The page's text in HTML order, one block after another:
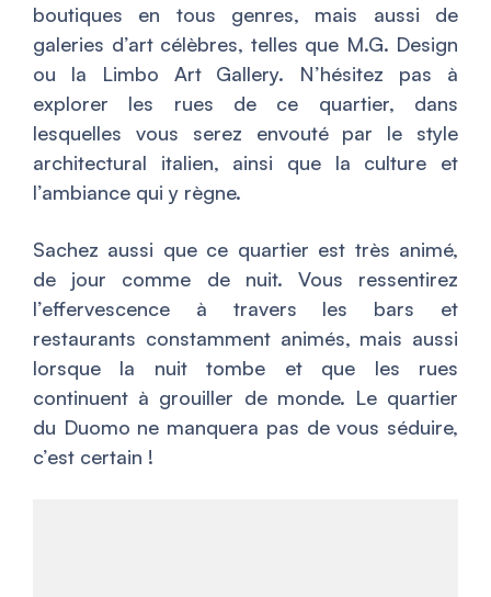
boutiques en tous genres, mais aussi de
galeries d’art célèbres, telles que M.G. Design
ou la
Limbo Art Gallery. N’hésitez pas à
explorer les rues de ce quartier, dans
lesquelles vous serez envouté par le style
architectural italien, ainsi que la culture et
l’ambiance qui y règne.
Sachez aussi que ce quartier est très animé,
de jour comme de nuit. Vous ressentirez
l’effervescence à travers les bars et
restaurants constamment animés, mais aussi
lorsque la nuit tombe et que les rues
continuent à grouiller de monde. Le quartier
du Duomo ne manquera pas de vous séduire,
c’est certain !